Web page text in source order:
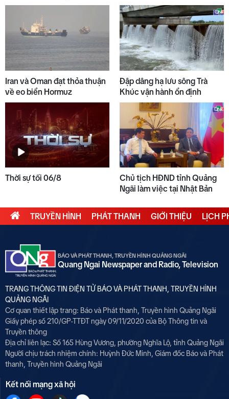
Iran và Oman đạt thỏa thuận
về eo biển Hormuz
Đập dâng hạ lưu sông Trà
Khúc vận hành ổn định
Thời sự tối 06/8
Chủ tịch HĐND tỉnh Quảng
Ngãi làm việc tại Nhật Bản
TRUYỀN HÌNH PHÁT THANH GIỚI THIỆU LỊCH
BÁO VÀ PHÁT THANH, TRUYỀN HÌNH QUẢNG NGÃI
Quang Ngai Newspaper and Radio, Television
TRANG THÔNG TIN ĐIỆN TỬ BÁO VÀ PHÁT THANH, TRUYỀN HÌNH
QUẢNG NGÃI
Cơ quan thiết lập trang: Báo và Phát thanh, Truyền hình Quảng Ngãi
Giấy phép số 210/GP-TTĐT ngày 09/11/2020 của Bộ Thông tin và
Truyền thông
Địa chỉ liên lạc: Số 165 Hùng Vương, phường Nghĩa Lộ, tỉnh Quảng Ngãi
Người chịu trách nhiệm chính: Huỳnh Đức Minh, Giám đốc Báo và Phát
thanh, Truyền hình Quảng Ngãi
Kết nối mạng xã hội